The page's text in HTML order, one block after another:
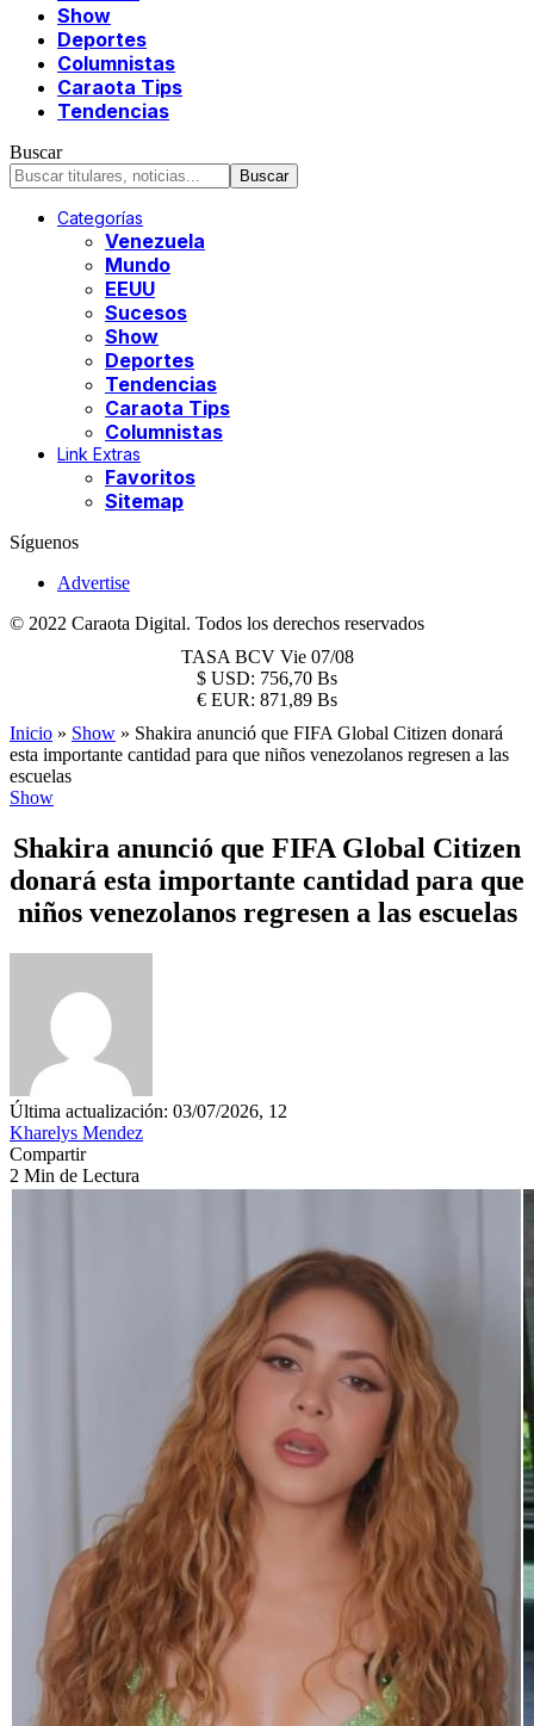
Show
Deportes
Columnistas
Caraota Tips
Tendencias
Buscar
Categorías
Venezuela
Mundo
EEUU
Sucesos
Show
Deportes
Tendencias
Caraota Tips
Columnistas
Link Extras
Favoritos
Sitemap
Síguenos
Advertise
© 2022 Caraota Digital. Todos los derechos reservados
TASA BCV Vie 07/08
$ USD: 756,70 Bs
€ EUR: 871,89 Bs
Inicio » Show » Shakira anunció que FIFA Global Citizen donará
esta importante cantidad para que niños venezolanos regresen a las
escuelas
Show
Shakira anunció que FIFA Global Citizen
donará esta importante cantidad para que
niños venezolanos regresen a las escuelas
Última actualización: 03/07/2026, 12
Kharelys Mendez
Compartir
2 Min de Lectura